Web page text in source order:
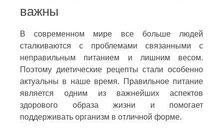
важны
В современном мире все больше людей
сталкиваются с проблемами связанными с
неправильным питанием и лишним весом.
Поэтому диетические рецепты стали особенно
актуальны в наше время. Правильное питание
является одним из важнейших аспектов
здорового образа жизни и помогает
поддерживать организм в отличной форме.